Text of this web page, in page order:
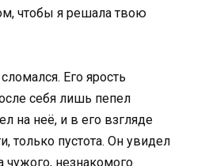
чтобы я решала твою
Его ярость
себя лишь пепел
на неё, и в его взгляде
только пустота. Он увидел
чужого, незнакомого